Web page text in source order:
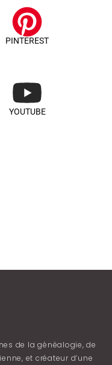
PINTEREST
YOUTUBE
de la généalogie, de
et créateur d’une